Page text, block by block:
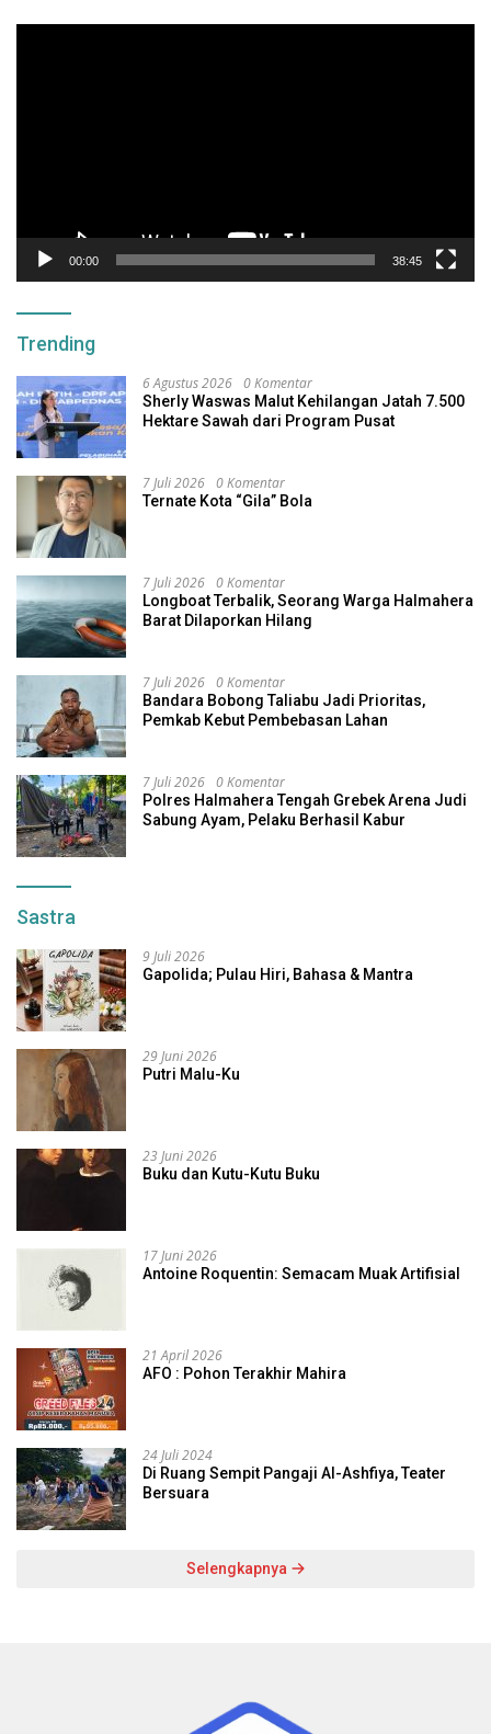
00:00 38:45
Trending
6 Agustus 2026 0 Komentar
Sherly Waswas Malut Kehilangan Jatah 7.500
Hektare Sawah dari Program Pusat
7 Juli 2026 0 Komentar
Ternate Kota “Gila” Bola
7 Juli 2026 0 Komentar
Longboat Terbalik, Seorang Warga Halmahera
Barat Dilaporkan Hilang
7 Juli 2026 0 Komentar
Bandara Bobong Taliabu Jadi Prioritas,
Pemkab Kebut Pembebasan Lahan
7 Juli 2026 0 Komentar
Polres Halmahera Tengah Grebek Arena Judi
Sabung Ayam, Pelaku Berhasil Kabur
Sastra
9 Juli 2026
Gapolida; Pulau Hiri, Bahasa & Mantra
29 Juni 2026
Putri Malu-Ku
23 Juni 2026
Buku dan Kutu-Kutu Buku
17 Juni 2026
Antoine Roquentin: Semacam Muak Artifisial
21 April 2026
AFO : Pohon Terakhir Mahira
24 Juli 2024
Di Ruang Sempit Pangaji Al-Ashfiya, Teater
Bersuara
Selengkapnya